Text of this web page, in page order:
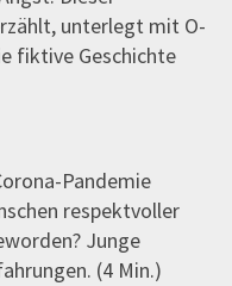
unterlegt mit O-
fiktive Geschichte
Pandemie
respektvoller
Junge
(4 Min.)